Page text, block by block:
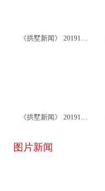
《拱墅新闻》 20191126
《拱墅新闻》 20191119
图片新闻